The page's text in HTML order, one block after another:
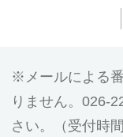
メールによる
りません。026-
さい。（受付時